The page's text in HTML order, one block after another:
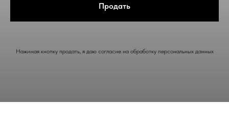
Продать
Нажимая кнопку продать, я даю согласие на обработку персональных данных